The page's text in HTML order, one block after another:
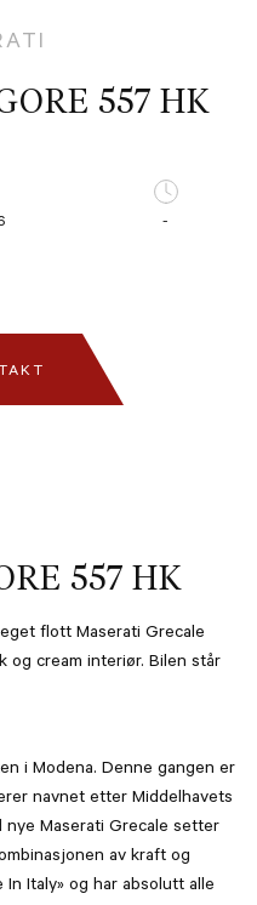
557 HK
-
557 HK
flott Maserati Grecale
og cream interiør. Bilen står
i Modena. Denne gangen er
navnet etter Middelhavets
nye Maserati Grecale setter
av kraft og
Italy» og har absolutt alle